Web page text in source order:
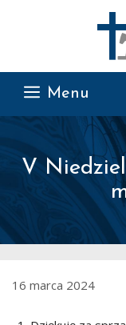
Menu
V
16 marca 2024